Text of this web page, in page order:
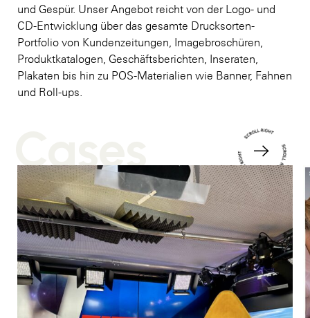
und Gespür. Unser Angebot reicht von der Logo- und
CD-Entwicklung über das gesamte Drucksorten-
Portfolio von Kundenzeitungen, Imagebroschüren,
Produktkatalogen, Geschäftsberichten, Inseraten,
Plakaten bis hin zu POS-Materialien wie Banner, Fahnen
und Roll-ups.